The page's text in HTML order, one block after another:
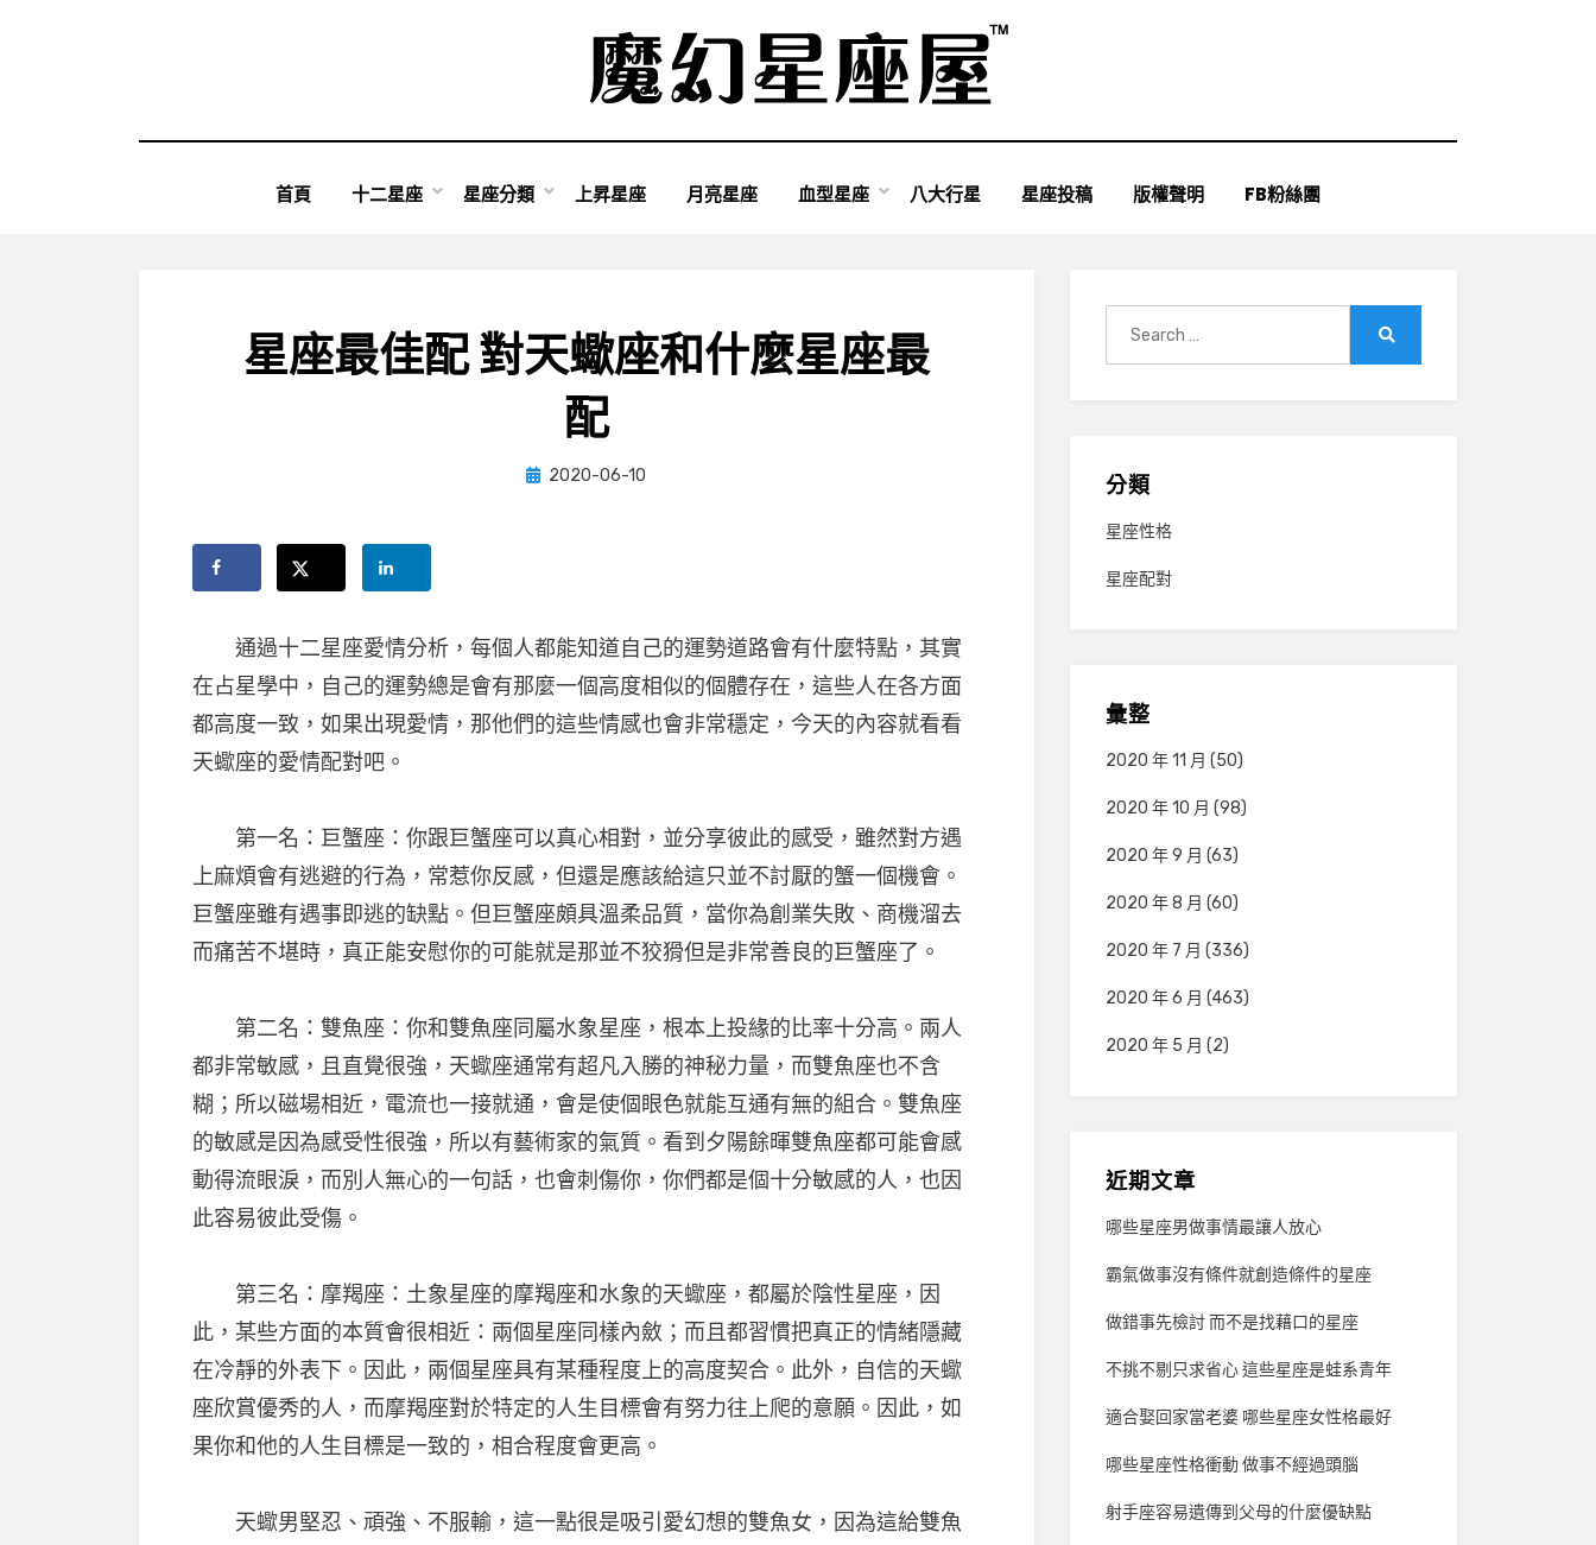
首頁 十二星座 星座分類 上昇星座 月亮星座 血型星座 八大行星 星座投稿 版權聲明 FB粉絲團
星座最佳配 對天蠍座和什麼星座最
配
by小編
Posted
2020-06-10
通過十二星座愛情分析，每個人都能知道自己的運勢道路會有什麼特點，其實
在占星學中，自己的運勢總是會有那麼一個高度相似的個體存在，這些人在各方面
都高度一致，如果出現愛情，那他們的這些情感也會非常穩定，今天的內容就看看
天蠍座的愛情配對吧。
第一名：巨蟹座：你跟巨蟹座可以真心相對，並分享彼此的感受，雖然對方遇
上麻煩會有逃避的行為，常惹你反感，但還是應該給這只並不討厭的蟹一個機會。
巨蟹座雖有遇事即逃的缺點。但巨蟹座頗具溫柔品質，當你為創業失敗、商機溜去
而痛苦不堪時，真正能安慰你的可能就是那並不狡猾但是非常善良的巨蟹座了。
第二名：雙魚座：你和雙魚座同屬水象星座，根本上投緣的比率十分高。兩人
都非常敏感，且直覺很強，天蠍座通常有超凡入勝的神秘力量，而雙魚座也不含
糊；所以磁場相近，電流也一接就通，會是使個眼色就能互通有無的組合。雙魚座
的敏感是因為感受性很強，所以有藝術家的氣質。看到夕陽餘暉雙魚座都可能會感
動得流眼淚，而別人無心的一句話，也會刺傷你，你們都是個十分敏感的人，也因
此容易彼此受傷。
第三名：摩羯座：土象星座的摩羯座和水象的天蠍座，都屬於陰性星座，因
此，某些方面的本質會很相近：兩個星座同樣內斂；而且都習慣把真正的情緒隱藏
在冷靜的外表下。因此，兩個星座具有某種程度上的高度契合。此外，自信的天蠍
座欣賞優秀的人，而摩羯座對於特定的人生目標會有努力往上爬的意願。因此，如
果你和他的人生目標是一致的，相合程度會更高。
天蠍男堅忍、頑強、不服輸，這一點很是吸引愛幻想的雙魚女，因為這給雙魚
分類
星座性格
星座配對
彙整
2020 年 11 月 (50)
2020 年 10 月 (98)
2020 年 9 月 (63)
2020 年 8 月 (60)
2020 年 7 月 (336)
2020 年 6 月 (463)
2020 年 5 月 (2)
近期文章
哪些星座男做事情最讓人放心
霸氣做事沒有條件就創造條件的星座
做錯事先檢討 而不是找藉口的星座
不挑不剔只求省心 這些星座是蛙系青年
適合娶回家當老婆 哪些星座女性格最好
哪些星座性格衝動 做事不經過頭腦
射手座容易遺傳到父母的什麼優缺點